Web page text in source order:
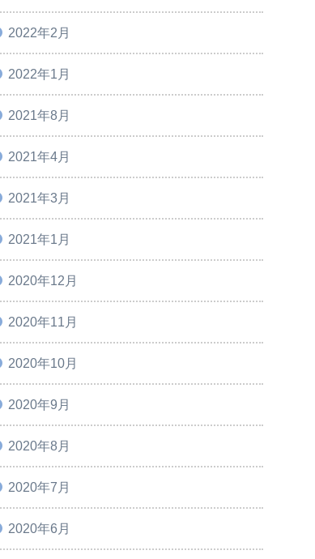
2022年2月
2022年1月
2021年8月
2021年4月
2021年3月
2021年1月
2020年12月
2020年11月
2020年10月
2020年9月
2020年8月
2020年7月
2020年6月